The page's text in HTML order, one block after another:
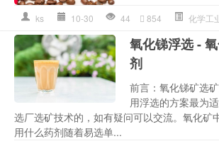
ks 10-30 44 854 化学工
氧化锑浮选 -
剂
前言：氧化锑矿选
用浮选的方案最为
选厂选矿技术的，如有疑问可以交流。氧化矿
用什么药剂随着易选单...